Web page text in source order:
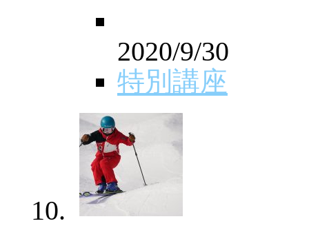
2020/9/30
特別講座